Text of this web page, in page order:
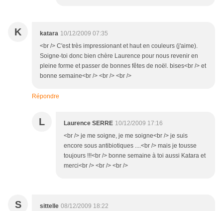
K katara 10/12/2009 07:35
<br /> C'est très impressionant et haut en couleurs (j'aime).
Soigne-toi donc bien chère Laurence pour nous revenir en
pleine forme et passer de bonnes fêtes de noël. bises<br /> et
bonne semaine<br /> <br /> <br />
Répondre
L Laurence SERRE 10/12/2009 17:16
<br /> je me soigne, je me soigne<br /> je suis
encore sous antibiotiques ....<br /> mais je tousse
toujours !!!<br /> bonne semaine à toi aussi Katara et
merci<br /> <br /> <br />
S sittelle 08/12/2009 18:22